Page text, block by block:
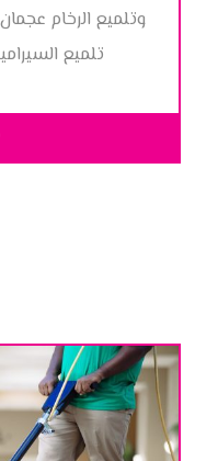
وتلميع الرخام
تلميع